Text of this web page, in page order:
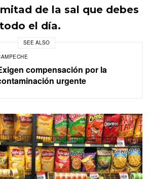
de la sal que debes
el día.
SEE ALSO
compensación por la
urgente